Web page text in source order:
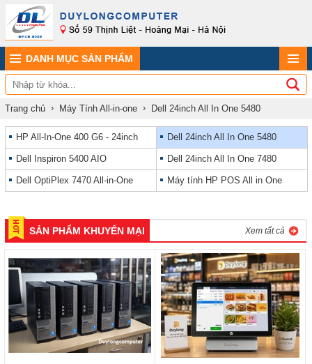
DANH MỤC SẢN PHẨM
Trang chủ Máy Tính All-in-one Dell 24inch All In One 5480
HP All-In-One 400 G6 - 24inch Dell 24inch All In One 5480
Dell Inspiron 5400 AIO Dell 24inch All In One 7480
Dell OptiPlex 7470 All-in-One Máy tính HP POS All in One
SẢN PHẨM KHUYẾN MẠI Xem tất cả